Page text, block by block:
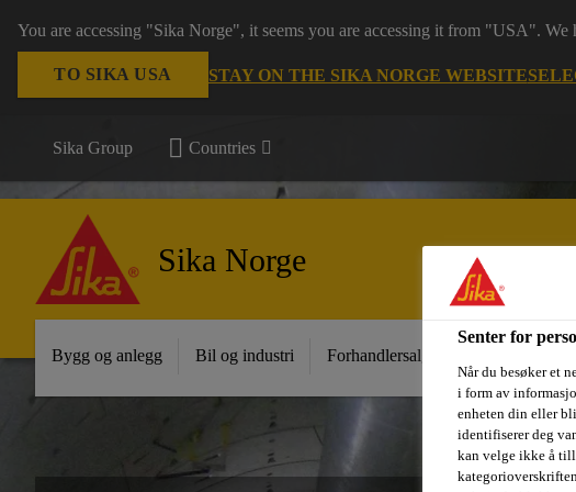
You are accessing "Sika Norge", it seems you are accessing it from "USA". We
TO SIKA USA STAY ON THE SIKA NORGE WEBSITE
Sika Group Countries
Sika Norge
Bygg og anlegg Bil og industri Forhandlersalg
Senter for
Når du besøker et
i form av
enheten din eller
identifiserer deg
kan velge ikke å